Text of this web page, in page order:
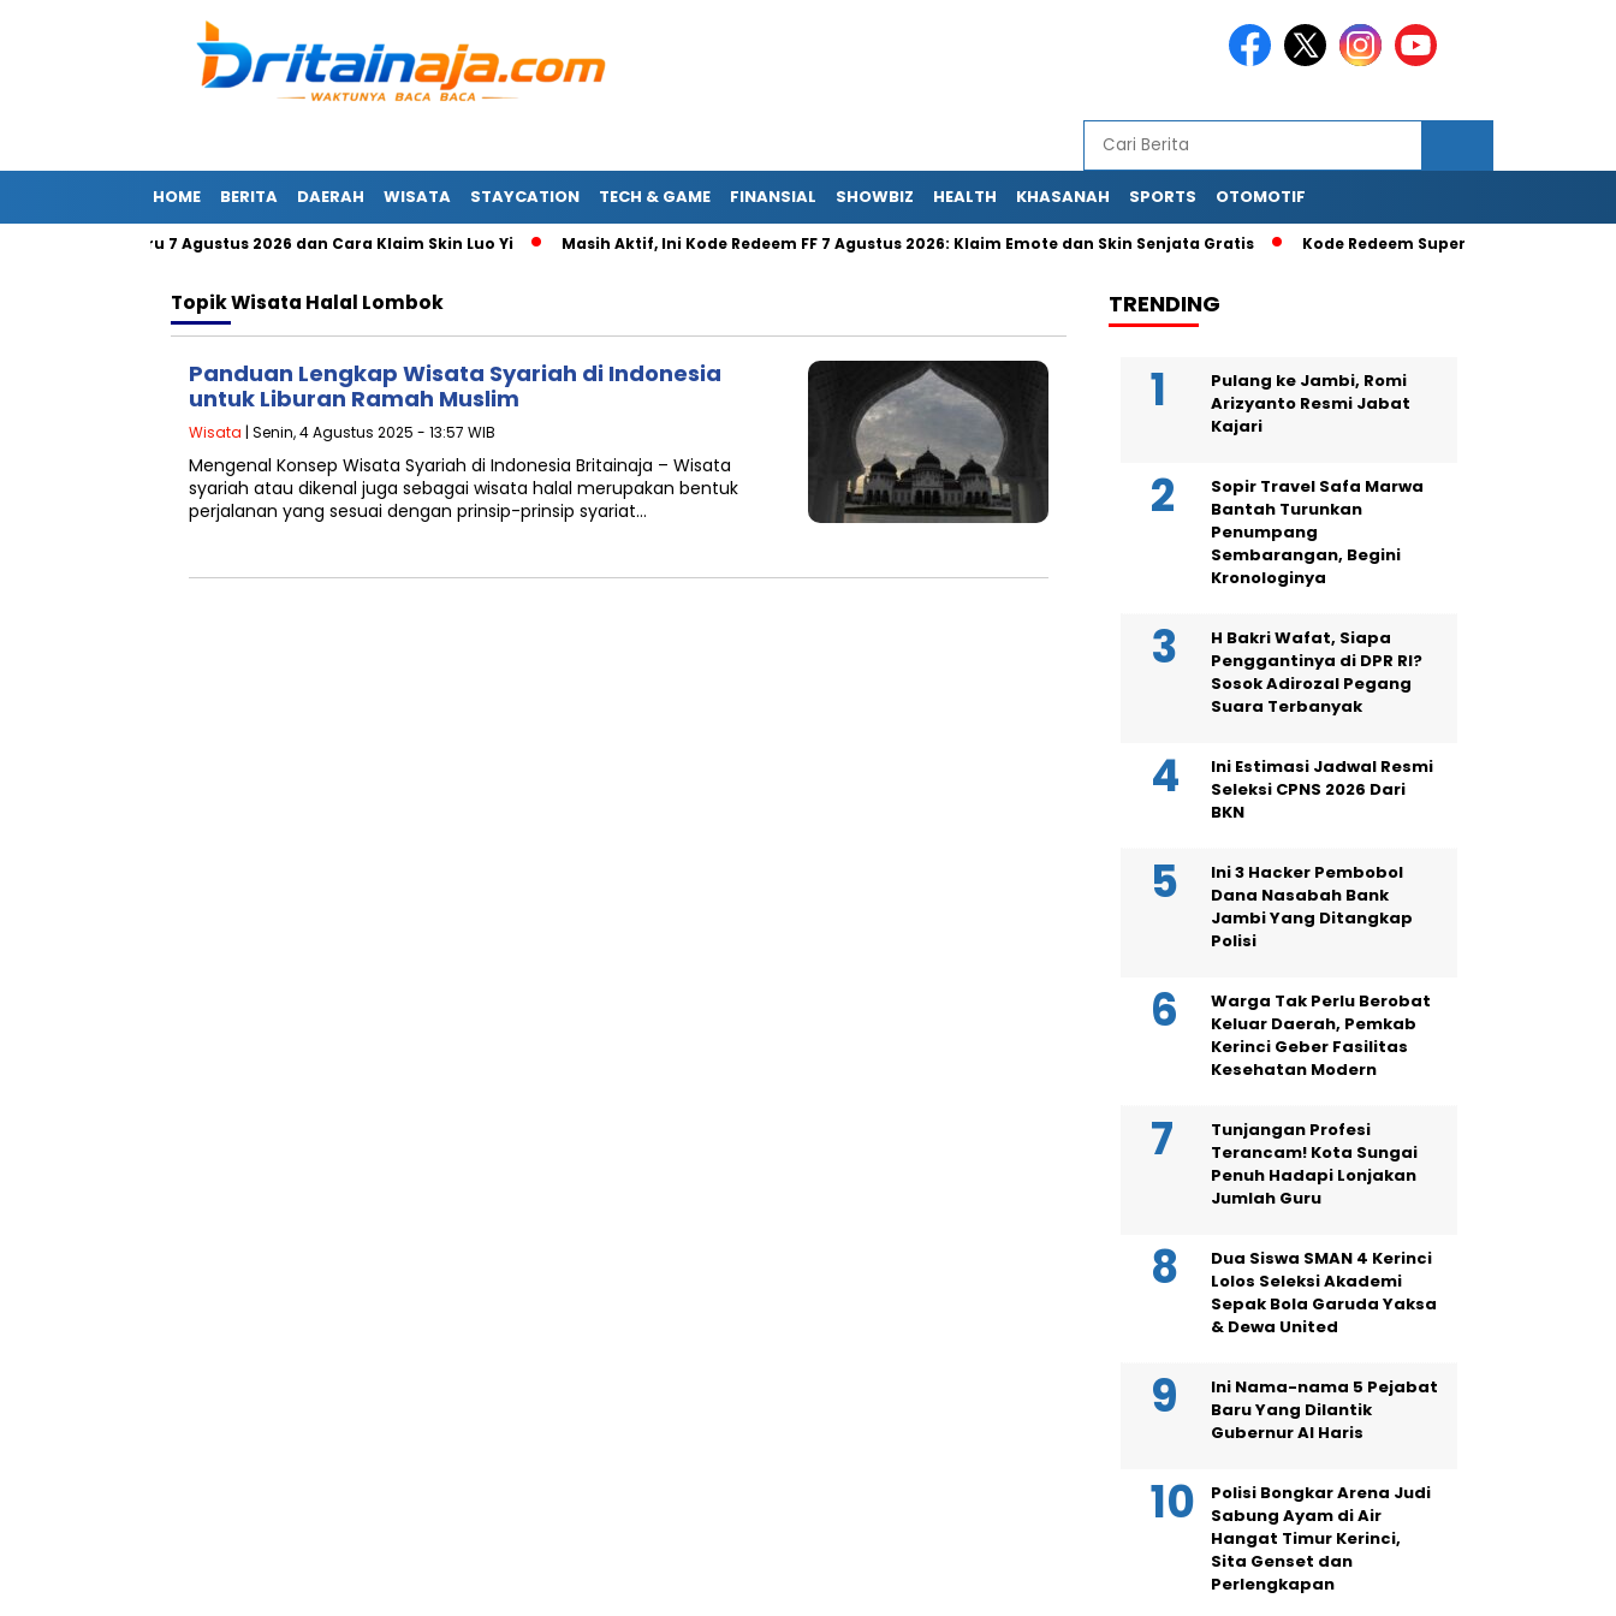
HOME BERITA DAERAH WISATA STAYCATION TECH & GAME FINANSIAL SHOWBIZ HEALTH KHASANAH SPORTS OTOMOTIF
MLBB Terbaru 7 Agustus 2026 dan Cara Klaim Skin Luo Yi Masih Aktif, Ini Kode Redeem FF 7 Agustus 2026: Klaim Emote dan Skin Senjata Gratis Kode Redeem Super Bear Adventure
TopikWisata Halal Lombok
Panduan Lengkap Wisata Syariah di Indonesia
untuk Liburan Ramah Muslim
Wisata | Senin, 4 Agustus 2025 - 13:57 WIB
Mengenal Konsep Wisata Syariah di Indonesia Britainaja – Wisata
syariah atau dikenal juga sebagai wisata halal merupakan bentuk
perjalanan yang sesuai dengan prinsip-prinsip syariat…
TRENDING
Pulang ke Jambi, Romi
Arizyanto Resmi Jabat
Kajari
Sopir Travel Safa Marwa
Bantah Turunkan
Penumpang
Sembarangan, Begini
Kronologinya
H Bakri Wafat, Siapa
Penggantinya di DPR RI?
Sosok Adirozal Pegang
Suara Terbanyak
Ini Estimasi Jadwal Resmi
Seleksi CPNS 2026 Dari
BKN
Ini 3 Hacker Pembobol
Dana Nasabah Bank
Jambi Yang Ditangkap
Polisi
Warga Tak Perlu Berobat
Keluar Daerah, Pemkab
Kerinci Geber Fasilitas
Kesehatan Modern
Tunjangan Profesi
Terancam! Kota Sungai
Penuh Hadapi Lonjakan
Jumlah Guru
Dua Siswa SMAN 4 Kerinci
Lolos Seleksi Akademi
Sepak Bola Garuda Yaksa
& Dewa United
Ini Nama-nama 5 Pejabat
Baru Yang Dilantik
Gubernur Al Haris
Polisi Bongkar Arena Judi
Sabung Ayam di Air
Hangat Timur Kerinci,
Sita Genset dan
Perlengkapan